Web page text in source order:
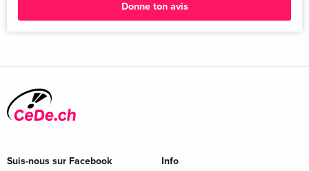
Donne ton avis
Suis-nous sur Facebook
Info